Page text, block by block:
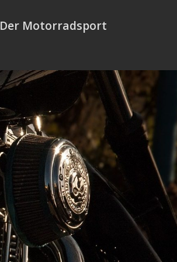
Der Motorradsport